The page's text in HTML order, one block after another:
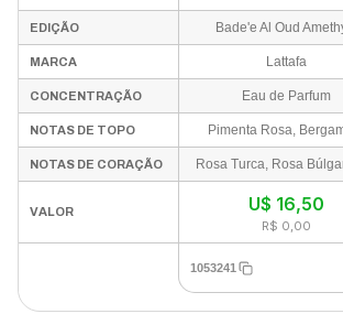
Parfum Unissex
EDIÇÃO Bade'e Al Oud
MARCA Lattafa
CONCENTRAÇÃO Eau de Parfum
NOTAS DE TOPO Pimenta Rosa,
NOTAS DE CORAÇÃO
VALOR U$ 16,50
R$ 0,00
1053241